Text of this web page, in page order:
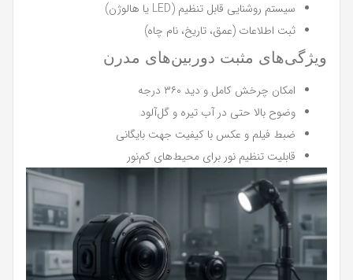
سیستم روشنایی قابل تنظیم (LED یا هالوژن)
ثبت اطلاعات (عمق، تاریخ، نام چاه)
ویژگی‌های مثبت دوربین‌های مدرن
امکان چرخش کامل و دید ۳۶۰ درجه
وضوح بالا حتی در آب تیره و گل‌آلود
ضبط فیلم و عکس با کیفیت جهت بایگانی
قابلیت تنظیم نور برای محیط‌های کم‌نور